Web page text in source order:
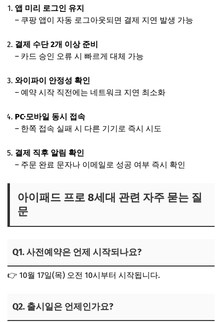
앱 미리 로그인 유지
– 쿠팡 앱이 자동 로그아웃되면 결제 지연 발생 가능
결제 수단 2개 이상 준비
– 카드 승인 오류 시 빠르게 대체 가능
와이파이 안정성 확인
– 예약 시작 직전에는 네트워크 지연 최소화
PC·모바일 동시 접속
– 한쪽 접속 실패 시 다른 기기로 즉시 시도
결제 직후 알림 확인
– 주문 완료 문자나 이메일로 성공 여부 즉시 확인
아이패드 프로 8세대 관련 자주 묻는 질
문
Q1. 사전예약은 언제 시작되나요?
👉 10월 17일(목) 오전 10시부터 시작됩니다.
Q2. 출시일은 언제인가요?